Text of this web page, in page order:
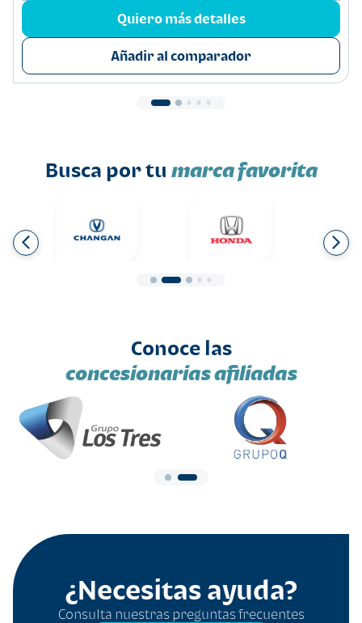
Quiero más detalles
Añadir al comparador
Busca por tu marca favorita
Conoce las
concesionarias afiliadas
¿Necesitas ayuda?
Consulta nuestras preguntas frecuentes